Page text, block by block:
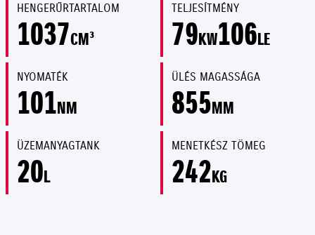
HENGERŰRTARTALOM
1037CM³
TELJESÍTMÉNY
79KW106LE
NYOMATÉK
101NM
ÜLÉS MAGASSÁGA
855MM
ÜZEMANYAGTANK
20L
MENETKÉSZ TÖMEG
242KG